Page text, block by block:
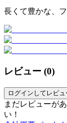
長くて豊かな、
レビュー (0)
ログインしてレビュ
まだレビューが
い！